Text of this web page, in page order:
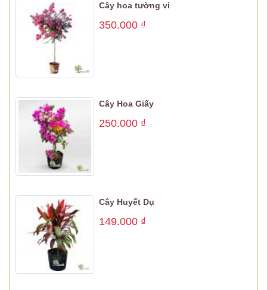
Cây hoa tường vi
350.000 ₫
Cây Hoa Giấy
250.000 ₫
Cây Huyết Dụ
149.000 ₫